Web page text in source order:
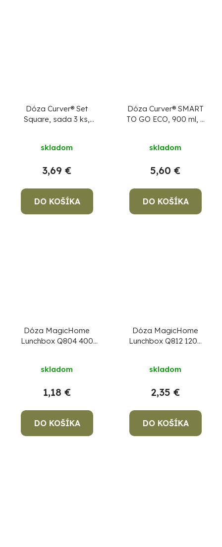
Dóza Curver® Set
Square, sada 3 ks,
155x155x110 mm
skladom
3,69 €
DO KOŠÍKA
Dóza Curver® SMART
TO GO ECO, 900 ml, s
skladom
5,60 €
DO KOŠÍKA
Dóza MagicHome
Lunchbox Q804 400
skladom
1,18 €
DO KOŠÍKA
Dóza MagicHome
Lunchbox Q812 1200
skladom
2,35 €
DO KOŠÍKA